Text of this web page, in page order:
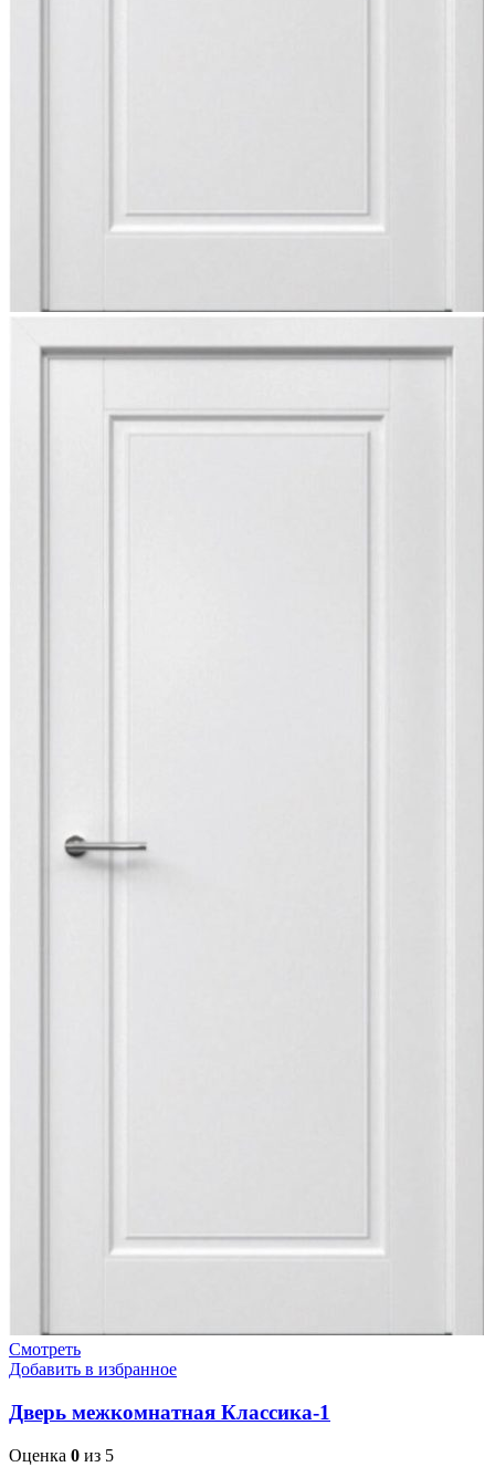
Смотреть
Добавить в избранное
Дверь межкомнатная Классика-1
Оценка 0 из 5